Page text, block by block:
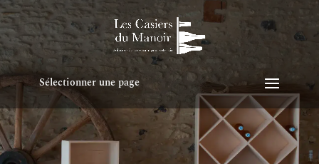
Sélectionner une page